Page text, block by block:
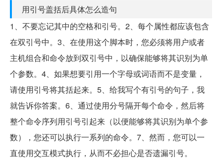
用引号盖括后具体怎么造句
1、不要忘记其中的空格和引号。2、每个属性都应该包含
在双引号中。3、在使用这个脚本时，您必须将用户或者
主机组合和命令放到双引号中，以确保能够将其识别为单
个参数。4、如果想要引用一个字母或词语而不是变量，
请使用引号将其括起来。5、给我写个有引号的句子，我
就告诉你答案。6、通过使用分号隔开每个命令，然后将
整个命令序列用引号引起来（以便能够将其识别为单个参
数），您还可以执行一系列的命令。7、然而，您可以一
直使用交互模式执行，从而不必担心是否遗漏引号。